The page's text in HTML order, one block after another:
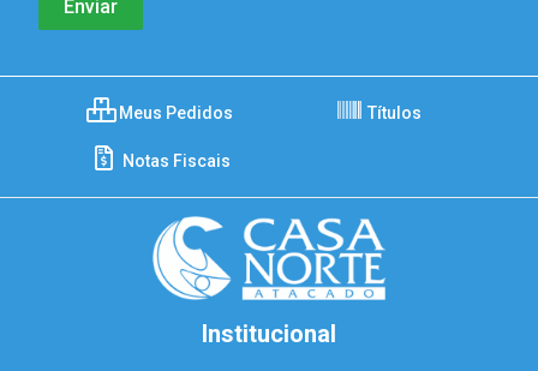
Meus Pedidos Títulos
Notas Fiscais
Institucional